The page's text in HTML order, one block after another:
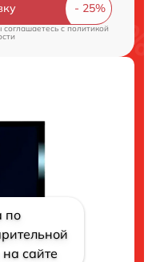
соглашаетесь cполитикой
по
сайте